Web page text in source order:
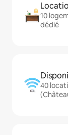
10
dédié
40